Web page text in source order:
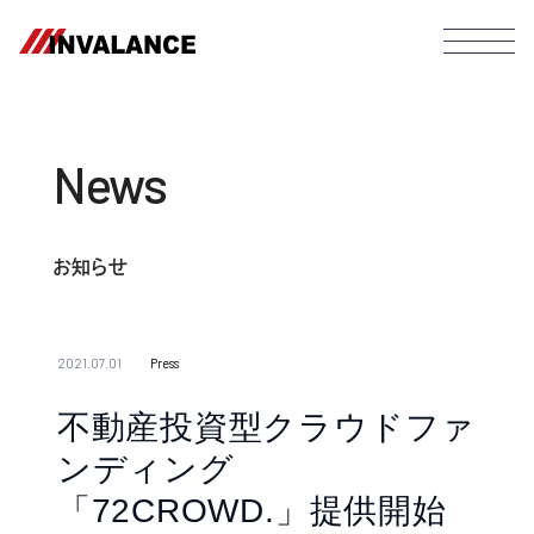
News
お知らせ
2021.07.01 Press
不動産投資型クラウドファ
ンディング
「72CROWD.」提供開始